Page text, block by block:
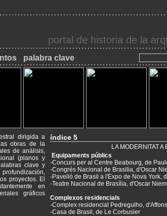
portal de historia de la
palabra clave
dirigida a
obras de la
de análisis,
(planos y
clave y
profundización,
proyectos. El
en
gráficos
índice 5
LA MODERNITAT A
Equipaments públics
-Concurs per al Centre Beabourg, de
-Congrés Nacional de Brasilia, d'Oscar
-Pavelló de Brasil a l'Expo de Nova York,
-Teatre Nacional de Brasília, d'Oscar
Complexos residencials
-Complex residencial Pedregulho,
-Casa de Brasil, de Le Corbusier